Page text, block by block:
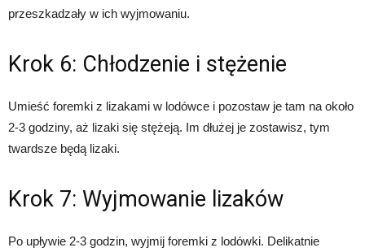
przeszkadzały w ich wyjmowaniu.
Krok 6: Chłodzenie i stężenie
Umieść foremki z lizakami w lodówce i pozostaw je tam na około
2-3 godziny, aż lizaki się stężeją. Im dłużej je zostawisz, tym
twardsze będą lizaki.
Krok 7: Wyjmowanie lizaków
Po upływie 2-3 godzin, wyjmij foremki z lodówki. Delikatnie